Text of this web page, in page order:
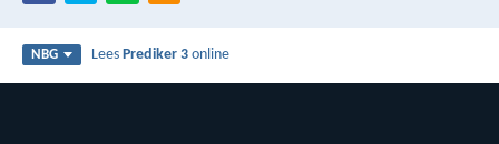
NBG LeesPrediker 3 online